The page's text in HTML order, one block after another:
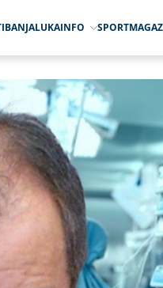
BANJALUKAINFO SPORT